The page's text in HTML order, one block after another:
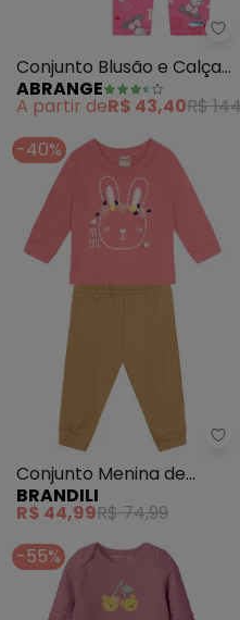
Nina - Conjunto Blusa e
Conjunto Blusão e Calça
Ovelha Baby (Rosa)
ABRANGE
A partir deR$ 43,40R$
- Conjunto Infantil
-40%
Conjunto Menina de
Coelhinho (Rosa)
BRANDILI
R$ 44,99R$ 74,99
-55%